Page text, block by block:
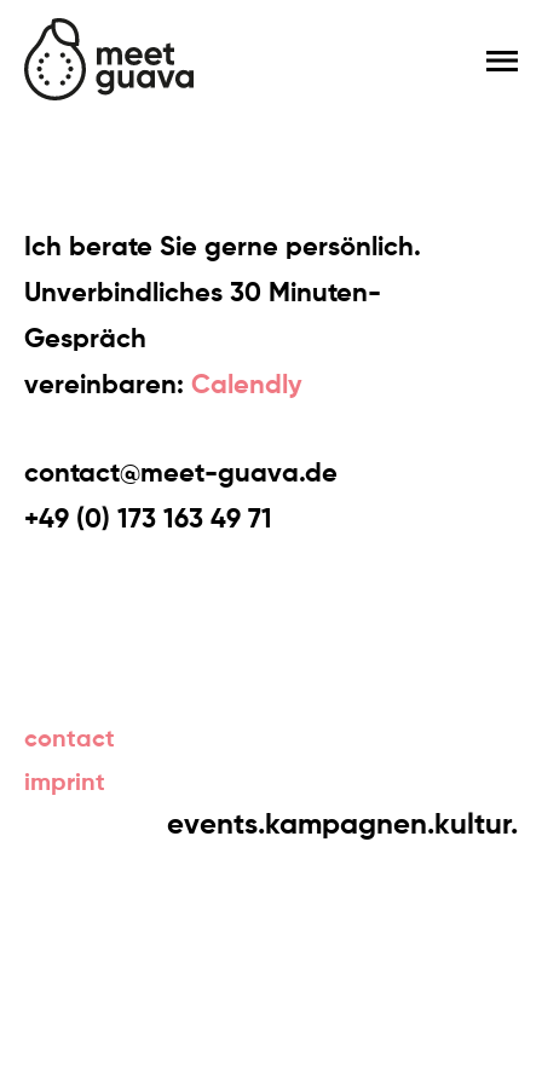
Ich berate Sie gerne persönlich.
Unverbindliches 30 Minuten-
Gespräch
vereinbaren: Calendly
contact@meet-guava.de
+49 (0) 173 163 49 71
contact
imprint
events.kampagnen.kultur.